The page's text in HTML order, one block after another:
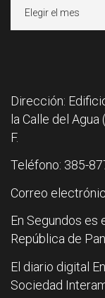
Dirección:
la Calle del Agua
F.
Teléfono: 385-
Correo
En Segundos es
República de
El diario digital
Sociedad